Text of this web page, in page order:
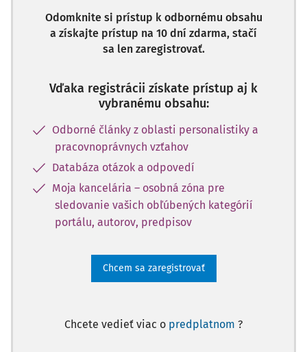
Odomknite si prístup k odbornému obsahu
a získajte prístup na 10 dní zdarma, stačí
sa len zaregistrovať.
Vďaka registrácii získate prístup aj k
vybranému obsahu:
Odborné články z oblasti personalistiky a
pracovnoprávnych vzťahov
Databáza otázok a odpovedí
Moja kancelária – osobná zóna pre
sledovanie vašich obľúbených kategórií
portálu, autorov, predpisov
Chcem sa zaregistrovať
Chcete vedieť viac o predplatnom ?